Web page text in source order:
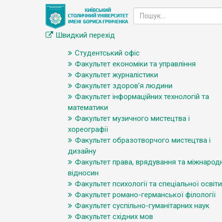
Швидкий перехід
Студентський офіс
Факультет економіки та управління
Факультет журналістики
Факультет здоров’я людини
Факультет інформаційних технологій та
математики
Факультет музичного мистецтва і
хореографії
Факультет образотворчого мистецтва і
дизайну
Факультет права, врядування та
відносин
Факультет психології та спеціальної освіти
Факультет романо-германської філології
Факультет суспільно-гуманітарних наук
Факультет східних мов